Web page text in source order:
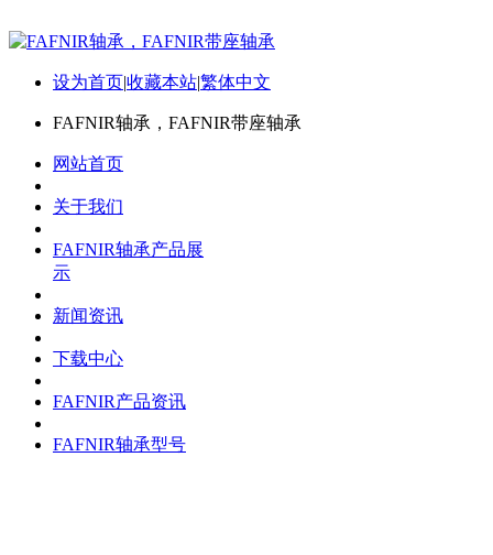
设为首页|收藏本站|繁体中文
FAFNIR轴承，FAFNIR带座轴承
网站首页
关于我们
FAFNIR轴承产品展
示
新闻资讯
下载中心
FAFNIR产品资讯
FAFNIR轴承型号